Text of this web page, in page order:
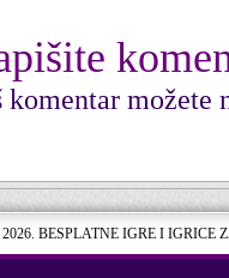
komentar možete
BESPLATNE IGRE I IGRICE